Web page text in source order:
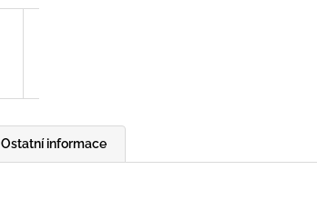
Ostatní informace